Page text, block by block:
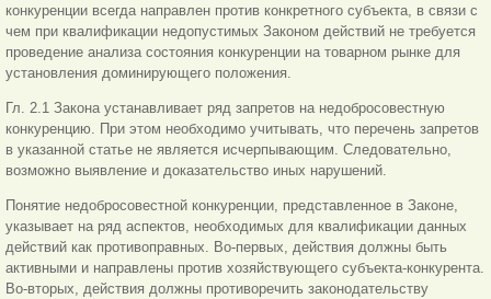
конкуренции всегда направлен против конкретного субъекта, в связи с
чем при квалификации недопустимых Законом действий не требуется
проведение анализа состояния конкуренции на товарном рынке для
установления доминирующего положения.
Гл. 2.1 Закона устанавливает ряд запретов на недобросовестную
конкуренцию. При этом необходимо учитывать, что перечень запретов
в указанной статье не является исчерпывающим. Следовательно,
возможно выявление и доказательство иных нарушений.
Понятие недобросовестной конкуренции, представленное в Законе,
указывает на ряд аспектов, необходимых для квалификации данных
действий как противоправных. Во-первых, действия должны быть
активными и направлены против хозяйствующего субъекта-конкурента.
Во-вторых, действия должны противоречить законодательству